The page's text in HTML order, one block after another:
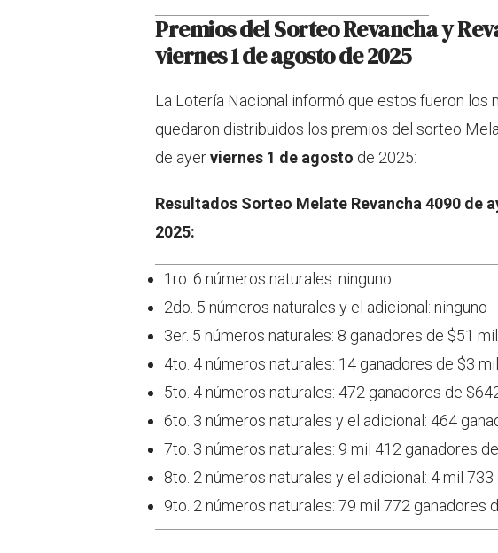
Premios del Sorteo Revancha y
viernes 1 de agostode 2025
La Lotería Nacional informó que estos fueron los
quedaron distribuidos los premios del sorteo
de ayerviernes 1 de agosto de 2025:
Resultados Sorteo Melate Revancha 4090 de
2025:
1ro. 6 números naturales: ninguno
2do. 5 números naturales y el adicional: ninguno
3er. 5 números naturales: 8 ganadores de $51
4to. 4 números naturales: 14 ganadores de $3
5to. 4 números naturales: 472 ganadores de
6to. 3 números naturales y el adicional: 464
7to. 3 números naturales: 9 mil 412 ganadores
8to. 2 números naturales y el adicional: 4 mil
9to. 2 números naturales: 79 mil 772 ganadores